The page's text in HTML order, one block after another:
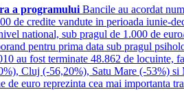
a programului Bancile au acordat
de credite vandute in perioada iunie-
national, sub pragul de 1.000 de
pentru prima data sub pragul
au fost terminate 48.862 de locuinte,
Cluj (-56,20%), Satu Mare (-53%)
de euro reprezinta cea mai importanta